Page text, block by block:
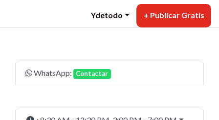
Ydetodo + Publicar Gratis
WhatsApp: Contactar